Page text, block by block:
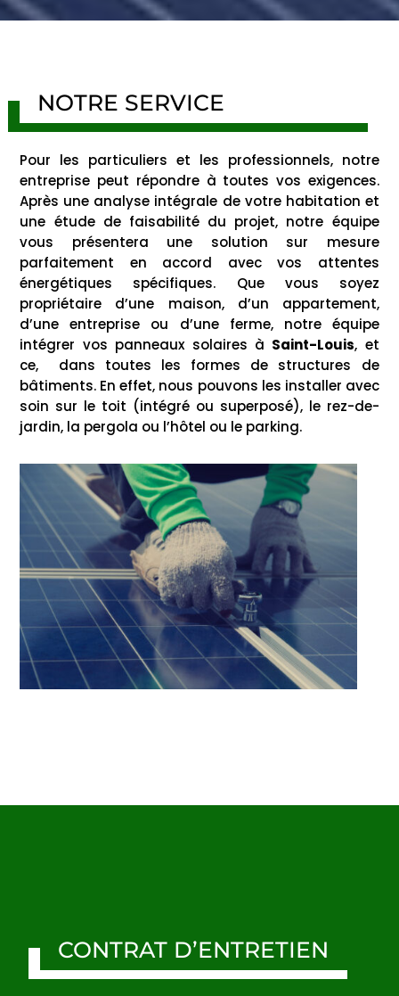
NOTRE SERVICE
Pour les particuliers et les professionnels, notre
entreprise peut répondre à toutes vos exigences.
Après une analyse intégrale de votre habitation et
une étude de faisabilité du projet, notre équipe
vous présentera une solution sur mesure
parfaitement en accord avec vos attentes
énergétiques spécifiques. Que vous soyez
propriétaire d’une maison, d’un appartement,
d’une entreprise ou d’une ferme, notre équipe
intégrer vos panneaux solaires à Saint-Louis, et
ce, dans toutes les formes de structures de
bâtiments. En effet, nous pouvons les installer avec
soin sur le toit (intégré ou superposé), le rez-de-
jardin, la pergola ou l’hôtel ou le parking.
CONTRAT D’ENTRETIEN